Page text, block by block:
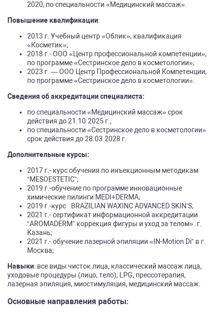
2020, по специальности «Медицинский массаж».
Повышение квалификации:
2013 г. Учебный центр «Облик», квалификация
«Косметик»;
2018 г.- ООО «Центр профессиональной компетенции»,
по программе «Сестринское дело в косметологии»;
2023 г. — ООО Центр Профессиональной Компетенции,
по программе «Сестринское дело в косметологии».
Сведения об аккредитации специалиста:
по специальности «Медицинский массаж» срок
действия до 21.10.2025 г.;
по специальности «Сестринское дело в косметологии»
срок действия до 28.03.2028 г.
Дополнительные курсы:
2017 г.- курс обучения по инъекционным методикам
“MESOESTETIC”;
2019 г.-обучение по программе инновационные
химические пилинги MEDI+DERMA;
2019 г.-курс⠀BRAZILIAN WAXINC ADVANCED SKIN’S;
2021 г.- сертификат информационной аккредитации
“AROMADERM” коррекция фигуры и уход за телом». г.
Казань;
2021 г.- обучение лазерной эпиляции «IN-Motion Di” в г.
Москва;
Навыки: все виды чисток лица, классический массаж лица,
уходовые процедуры (лицо, тело), LPG, прессотерапия,
лазерная эпиляция, миостимуляция, медицинский массаж.
Основные направления работы: